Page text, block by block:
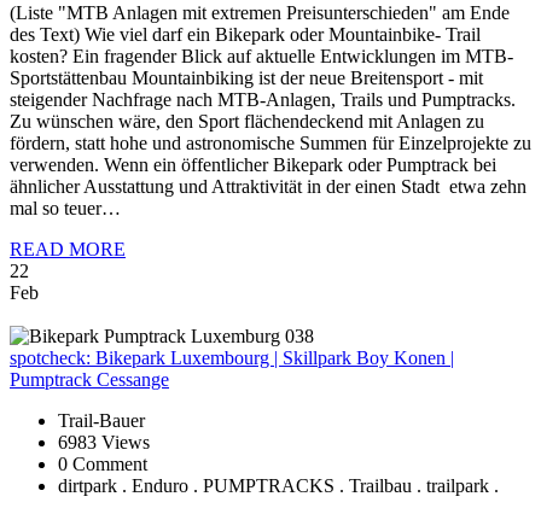
(Liste "MTB Anlagen mit extremen Preisunterschieden" am Ende
des Text) Wie viel darf ein Bikepark oder Mountainbike- Trail
kosten? Ein fragender Blick auf aktuelle Entwicklungen im MTB-
Sportstättenbau Mountainbiking ist der neue Breitensport - mit
steigender Nachfrage nach MTB-Anlagen, Trails und Pumptracks.
Zu wünschen wäre, den Sport flächendeckend mit Anlagen zu
fördern, statt hohe und astronomische Summen für Einzelprojekte zu
verwenden. Wenn ein öffentlicher Bikepark oder Pumptrack bei
ähnlicher Ausstattung und Attraktivität in der einen Stadt etwa zehn
mal so teuer…
READ MORE
22
Feb
spotcheck: Bikepark Luxembourg | Skillpark Boy Konen |
Pumptrack Cessange
Trail-Bauer
6983 Views
0 Comment
dirtpark . Enduro . PUMPTRACKS . Trailbau . trailpark .